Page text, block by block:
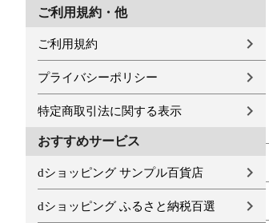
ご利用規約・他
ご利用規約
プライバシーポリシー
特定商取引法に関する表示
おすすめサービス
dショッピング サンプル百貨店
dショッピング ふるさと納税百選